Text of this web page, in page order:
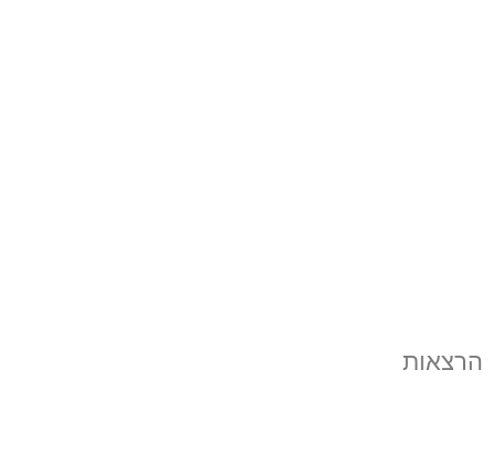
הרצאות